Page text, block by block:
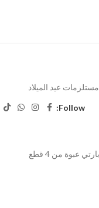
مستلزمات عيد الميلاد
Follow: